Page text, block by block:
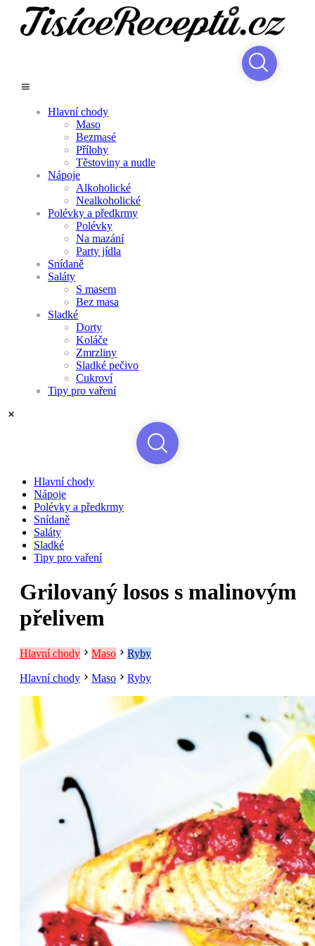
Hlavní chody
Maso
Bezmasé
Přílohy
Těstoviny a nudle
Nápoje
Alkoholické
Nealkoholické
Polévky a předkrmy
Polévky
Na mazání
Party jídla
Snídaně
Saláty
S masem
Bez masa
Sladké
Dorty
Koláče
Zmrzliny
Sladké pečivo
Cukroví
Tipy pro vaření
Hlavní chody
Nápoje
Polévky a předkrmy
Snídaně
Saláty
Sladké
Tipy pro vaření
Grilovaný losos s malinovým
přelivem
Hlavní chody Maso Ryby
Hlavní chody Maso Ryby